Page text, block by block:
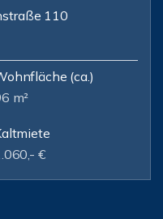
110
(ca.)
m²
€